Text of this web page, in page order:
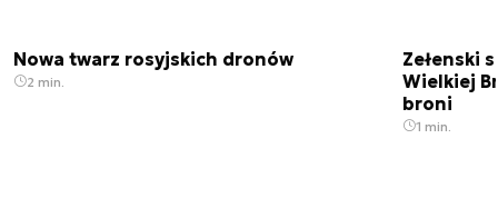
Nowa twarz rosyjskich dronów
2 min.
Zełenski
Wielkiej
broni
1 min.